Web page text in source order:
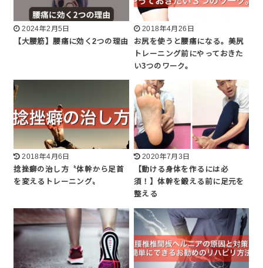
2024年2月5日
【大腰筋】腰痛に効く2つの理由
2018年4月26日
お尻を使うと腰痛になる。美尻
トレーニング前にやっておきた
い3つのワーク。
2018年4月6日
捻挫癖の治し方〝体幹から足首
を変えるトレーニング〟
2020年7月3日
【動ける身体を作るには必
須！】体幹を鍛える前に足元を
整える